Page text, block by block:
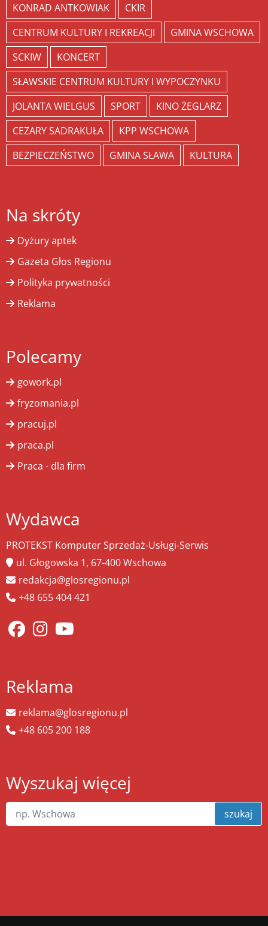
KONRAD ANTKOWIAK
CKIR
CENTRUM KULTURY I REKREACJI
GMINA WSCHOWA
SCKIW
KONCERT
SŁAWSKIE CENTRUM KULTURY I WYPOCZYNKU
JOLANTA WIELGUS
SPORT
KINO ŻEGLARZ
CEZARY SADRAKUŁA
KPP WSCHOWA
BEZPIECZEŃSTWO
GMINA SŁAWA KULTURA
Na skróty
Dyżury aptek
Gazeta Głos Regionu
Polityka prywatności
Reklama
Polecamy
gowork.pl
fryzomania.pl
pracuj.pl
praca.pl
Praca - dla firm
Wydawca
PROTEKST Komputer Sprzedaż-Usługi-Serwis
ul. Głogowska 1, 67-400 Wschowa
redakcja@glosregionu.pl
+48 655 404 421
Reklama
reklama@glosregionu.pl
+48 605 200 188
Wyszukaj więcej
szukaj